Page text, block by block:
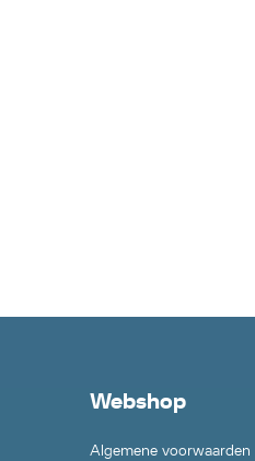
Webshop
Algemene voorwaarden